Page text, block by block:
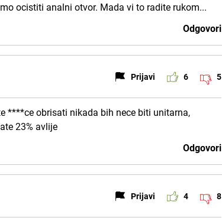
ocistiti analni otvor. Mada vi to radite rukom...
Odgovori
Prijavi 6 5
****ce obrisati nikada bih nece biti unitarna,
23% avlije
Odgovori
Prijavi 4 8